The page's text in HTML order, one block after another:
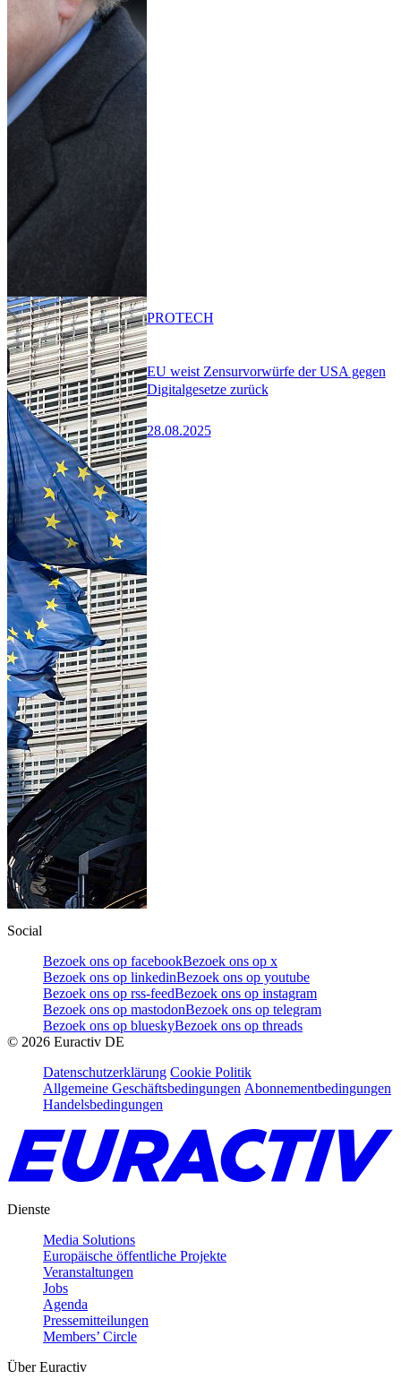
EU weist Zensurvorwürfe der USA gegen
Digitalgesetze zurück
28.08.2025
PROTECH
Social
Bezoek ons op facebookBezoek ons op x
Bezoek ons op linkedinBezoek ons op youtube
Bezoek ons op rss-feedBezoek ons op instagram
Bezoek ons op mastodonBezoek ons op telegram
Bezoek ons op blueskyBezoek ons op threads
© 2026 Euractiv DE
Datenschutzerklärung Cookie Politik
Allgemeine Geschäftsbedingungen Abonnementbedingungen
Handelsbedingungen
Dienste
Media Solutions
Europäische öffentliche Projekte
Veranstaltungen
Jobs
Agenda
Pressemitteilungen
Members’ Circle
Über Euractiv